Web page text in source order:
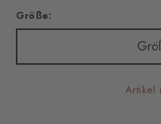
Größe:
Artikel